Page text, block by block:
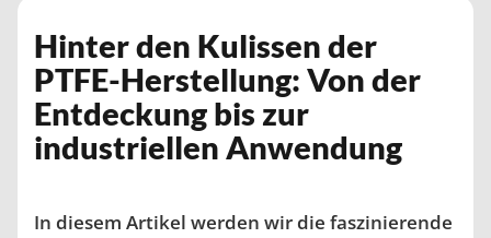
Hinter den Kulissen der
PTFE-Herstellung: Von der
Entdeckung bis zur
industriellen Anwendung
In diesem Artikel werden wir die faszinierende